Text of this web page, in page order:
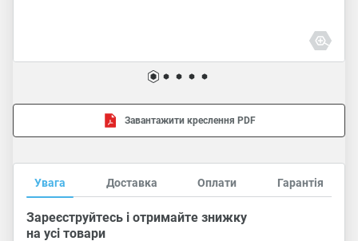
Завантажити креслення PDF
Увага Доставка Оплати Гарантія
Зареєструйтесь і отримайте знижку
на усі товари